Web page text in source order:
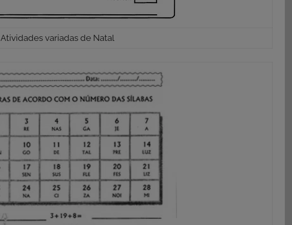
Atividades variadas de Natal